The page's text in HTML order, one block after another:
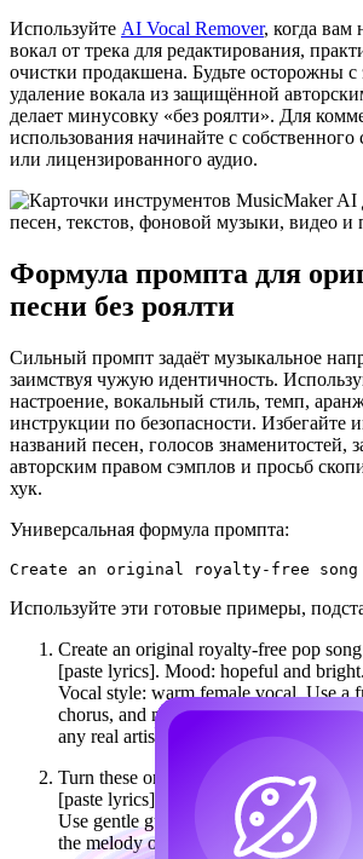
Используйте AI Vocal Remover, когда вам
вокал от трека для редактирования,
очистки продакшена. Будьте осторожны
удаление вокала из защищённой
делает минусовку «без роялти». Для
использования начинайте с собственного
или лицензированного аудио.
Формула промпта для
песни без роялти
Сильный промпт задаёт музыкальное
заимствуя чужую идентичность.
настроение, вокальный стиль, темп,
инструкции по безопасности. Избегайте
названий песен, голосов
авторским правом сэмплов и просьб
хук.
Универсальная формула промпта:
Используйте эти готовые примеры,
Create an original royalty-free pop
[paste lyrics]. Mood: hopeful and
Vocal style: warm female vocal. Use a
chorus, and modern radio-pop
any real artist or existing song.
Turn these original lyrics into a royalty-
[paste lyrics]. Genre: folk-pop. Mood:
Use gentle guitar, soft percussion, and
the melody original and copyright-safe.